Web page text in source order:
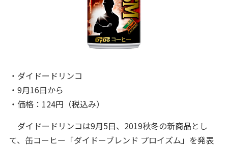
・ダイドードリンコ
・9月16日から
・価格：124円（税込み）
ダイドードリンコは9月5日、2019秋冬の新商品とし
て、缶コーヒー「ダイドーブレンド プロイズム」を発表